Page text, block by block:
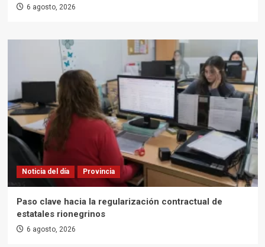
6 agosto, 2026
Noticia del día Provincia
Paso clave hacia la regularización contractual de
estatales rionegrinos
6 agosto, 2026